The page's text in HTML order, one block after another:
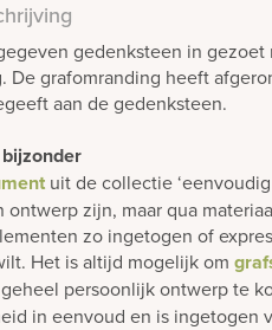
gedenksteen in
De grafomranding heeft
aan de gedenksteen.
uit de collectie
ontwerp zijn, maar qua
zo ingetogen of
Het is altijd mogelijk om
persoonlijk ontwerp te
in eenvoud en is ingetogen